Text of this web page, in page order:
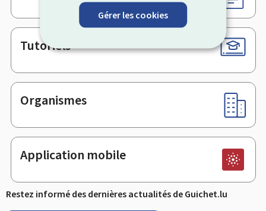
Gérer les cookies
Tutoriels
Organismes
Application mobile
Restez informé des dernières actualités de Guichet.lu